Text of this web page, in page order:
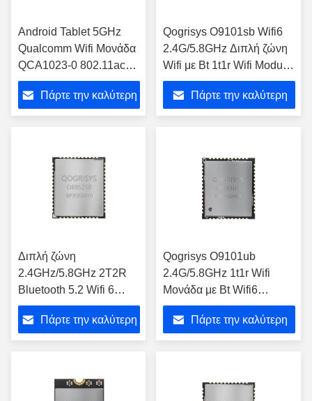
Android Tablet 5GHz
Qualcomm Wifi Μονάδα
QCA1023-0 802.11ac
Μονάδα Wifi
Πάρτε την καλύτερη
Qogrisys O9101sb Wifi6
2.4G/5.8GHz Διπλή ζώνη
Wifi με Bt 1t1r Wifi Module
Sdio Interface
Πάρτε την καλύτερη
Διπλή ζώνη
2.4GHz/5.8GHz 2T2R
Bluetooth 5.2 Wifi 6
Μονάδα 1200mbps WiFi
Μονάδα SDIO3.0
διεπαφή
Πάρτε την καλύτερη
Qogrisys O9101ub
2.4G/5.8GHz 1t1r Wifi
Μονάδα με Bt Wifi6
Διασύνδεση Usb2.0 Δύο
ζώνη Μονάδα Wifi
Πάρτε την καλύτερη